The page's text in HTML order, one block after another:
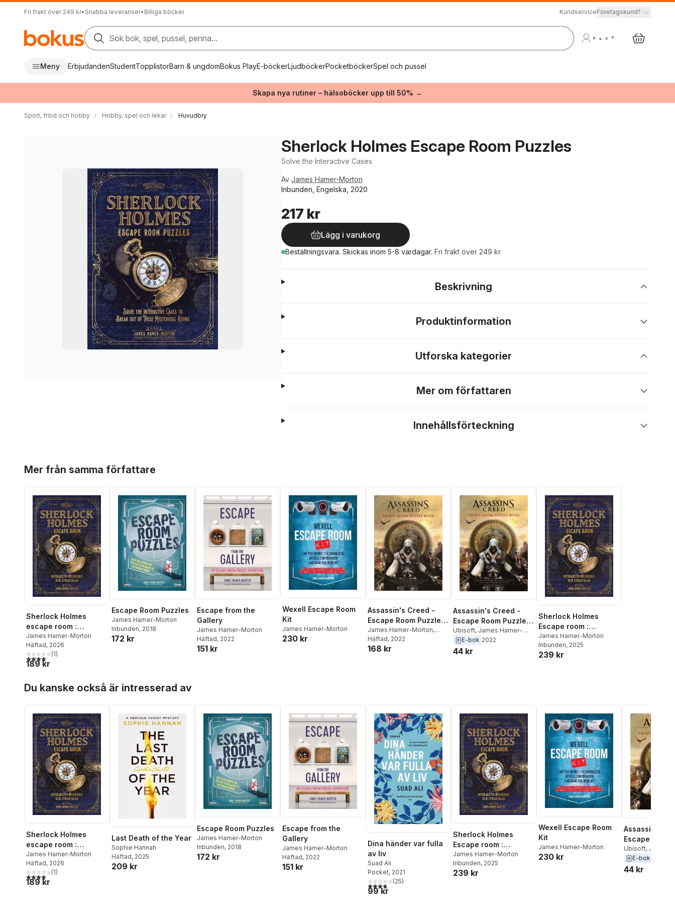
Fri frakt över 249 kr• Snabba leveranser• Billiga böcker KundserviceFöretagskund?
Sök bok, spel, pussel, penna...
Meny ErbjudandenStudentTopplistorBarn & ungdomBokus PlayE-böckerLjudböckerPocketböckerSpel och pussel
Skapa nya rutiner – hälsoböcker upp till 50% →
Sport, fritid och hobby Hobby, spel och lekar Huvudbry
Sherlock Holmes Escape Room Puzzles
Solve the Interactive Cases
Av James Hamer-Morton
Inbunden, Engelska, 2020
217 kr
Lägg i varukorg
Beställningsvara. Skickas inom 5-8 vardagar. Fri frakt över 249 kr.
Beskrivning
Produktinformation
Utforska kategorier
Mer om författaren
Innehållsförteckning
Mer från samma författare
Sherlock Holmes
escape room :
interaktiva mysterier
och utmaningar
James Hamer-Morton
Häftad, 2026
4,0utav 5 stjärnor. Totalt antal röster:
(1)
189 kr
Escape Room Puzzles
James Hamer-Morton
Inbunden, 2018
172 kr
Escape from the
Gallery
James Hamer-Morton
Häftad, 2022
151 kr
Wexell Escape Room
Kit
James Hamer-Morton
230 kr
Assassin's Creed -
Escape Room Puzzle
Book
James Hamer-Morton,
Ubisoft
Häftad, 2022
168 kr
Assassin's Creed -
Escape Room Puzzle
Book
Ubisoft, James Hamer-
Morton
E-bok 2022
44 kr
Sherlock Holmes
Escape room :
interaktiva mysterier
och utmaningar
James Hamer-Morton
Inbunden, 2025
239 kr
Du kanske också är intresserad av
Sherlock Holmes
escape room :
interaktiva mysterier
och utmaningar
James Hamer-Morton
Häftad, 2026
4,0utav 5 stjärnor. Totalt antal röster:
(1)
189 kr
Last Death of the Year
Sophie Hannah
Häftad, 2025
209 kr
Escape Room Puzzles
James Hamer-Morton
Inbunden, 2018
172 kr
Escape from the
Gallery
James Hamer-Morton
Häftad, 2022
151 kr
Dina händer var fulla
av liv
Suad Ali
Pocket, 2021
3,8utav 5 stjärnor. Totalt antal röster:
(25)
99 kr
Sherlock Holmes
Escape room :
interaktiva mysterier
och utmaningar
James Hamer-Morton
Inbunden, 2025
239 kr
Wexell Escape Room
Kit
James Hamer-Morton
230 kr
Assassin's
Escape Room
Book
Ubisoft, James
Morton
E-bok
44 kr